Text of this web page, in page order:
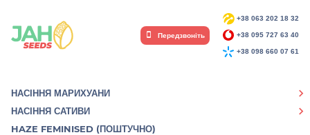
+38 063 202 18 32
+38 095 727 63 40
+38 098 660 07 61
Передзвоніть
НАСІННЯ МАРИХУАНИ
НАСІННЯ САТИВИ
HAZE FEMINISED (ПОШТУЧНО)